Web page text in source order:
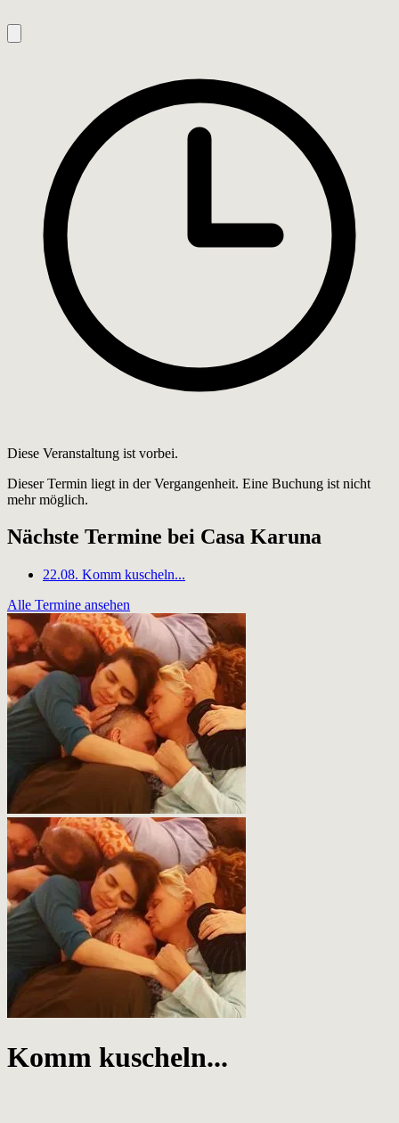
Diese Veranstaltung ist vorbei.
Dieser Termin liegt in der Vergangenheit. Eine Buchung ist nicht
mehr möglich.
Nächste Termine bei Casa Karuna
22.08. Komm kuscheln...
Alle Termine ansehen
Komm kuscheln...